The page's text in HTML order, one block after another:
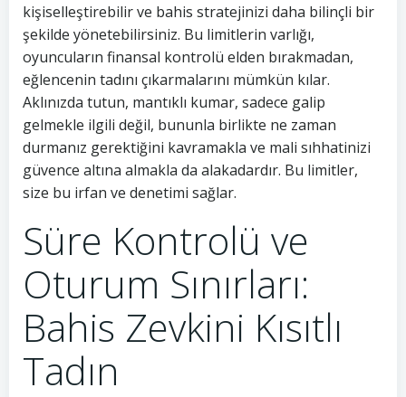
kişiselleştirebilir ve bahis stratejinizi daha bilinçli bir
şekilde yönetebilirsiniz. Bu limitlerin varlığı,
oyuncuların finansal kontrolü elden bırakmadan,
eğlencenin tadını çıkarmalarını mümkün kılar.
Aklınızda tutun, mantıklı kumar, sadece galip
gelmekle ilgili değil, bununla birlikte ne zaman
durmanız gerektiğini kavramakla ve mali sıhhatinizi
güvence altına almakla da alakadardır. Bu limitler,
size bu irfan ve denetimi sağlar.
Süre Kontrolü ve
Oturum Sınırları:
Bahis Zevkini Kısıtlı
Tadın